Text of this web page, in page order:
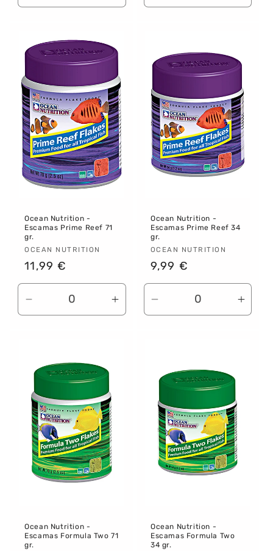
cantidad
Default
Title
cantidad
Title
cantidad
Title
Ocean Nutrition -
Escamas Prime Reef 71
gr.
Proveedor:
OCEAN NUTRITION
Precio
habitual
11,99 €
Reducir
cantidad
Title
Aumentar
cantidad
Ocean Nutrition -
Escamas Prime Reef 34
gr.
Proveedor:
OCEAN NUTRITION
Precio
habitual
9,99 €
Reducir
cantidad
Ocean Nutrition -
Escamas Formula Two 71
gr.
Ocean Nutrition -
Escamas Formula Two
34 gr.